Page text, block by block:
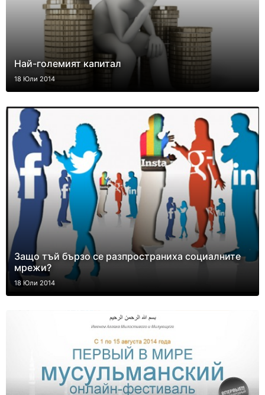
Най-големият капитал
18 Юли 2014
Защо тъй бързо се разпространиха социалните
мрежи?
18 Юли 2014